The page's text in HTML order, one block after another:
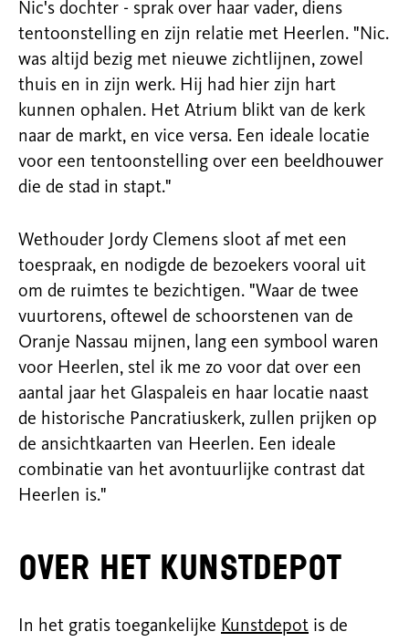
Nic's dochter - sprak over haar vader, diens
tentoonstelling en zijn relatie met Heerlen. "Nic.
was altijd bezig met nieuwe zichtlijnen, zowel
thuis en in zijn werk. Hij had hier zijn hart
kunnen ophalen. Het Atrium blikt van de kerk
naar de markt, en vice versa. Een ideale locatie
voor een tentoonstelling over een beeldhouwer
die de stad in stapt."
Wethouder Jordy Clemens sloot af met een
toespraak, en nodigde de bezoekers vooral uit
om de ruimtes te bezichtigen. "Waar de twee
vuurtorens, oftewel de schoorstenen van de
Oranje Nassau mijnen, lang een symbool waren
voor Heerlen, stel ik me zo voor dat over een
aantal jaar het Glaspaleis en haar locatie naast
de historische Pancratiuskerk, zullen prijken op
de ansichtkaarten van Heerlen. Een ideale
combinatie van het avontuurlijke contrast dat
Heerlen is."
Over het Kunstdepot
In het gratis toegankelijke Kunstdepot is de